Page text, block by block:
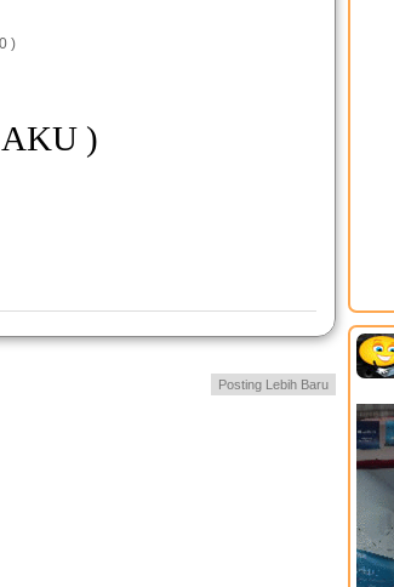
)
)
Posting Lebih Baru